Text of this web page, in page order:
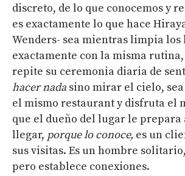
discreto, de lo que conocemos y
es exactamente lo que hace
Wenders- sea mientras limpia los
exactamente con la misma
repite su ceremonia diaria de
hacer nada sino mirar el cielo,
el mismo restaurant y disfruta el
que el dueño del lugar le prepara
llegar, porque lo conoce, es un
sus visitas. Es un hombre
pero establece conexiones.